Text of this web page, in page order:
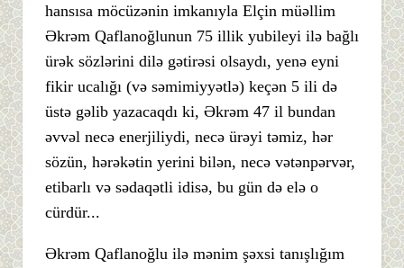
hansısa möcüzənin imkanıyla Elçin müəllim
Əkrəm Qaflanoğlunun 75 illik yubileyi ilə bağlı
ürək sözlərini dilə gətirəsi olsaydı, yenə eyni
fikir ucalığı (və səmimiyyətlə) keçən 5 ili də
üstə gəlib yazacaqdı ki, Əkrəm 47 il bundan
əvvəl necə enerjiliydi, necə ürəyi təmiz, hər
sözün, hərəkətin yerini bilən, necə vətənpərvər,
etibarlı və sədaqətli idisə, bu gün də elə o
cürdür...
Əkrəm Qaflanoğlu ilə mənim şəxsi tanışlığım